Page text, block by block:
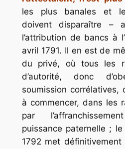
les plus banales et
doivent disparaître –
l’attribution de bancs à
avril 1791. Il en est de
du privé, où tous les
d’autorité, donc
soumission corrélatives,
à commencer, dans les
par
puissance paternelle ;
1792 met